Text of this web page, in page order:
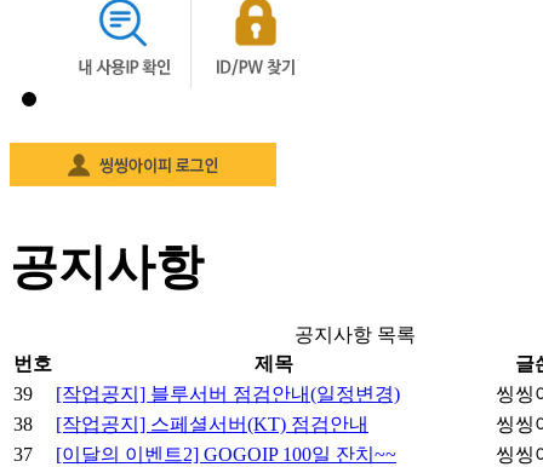
공지사항
공지사항 목록
번호
제목
글
39
[작업공지] 블루서버 점검안내(일정변경)
씽씽
38
[작업공지] 스페셜서버(KT) 점검안내
씽씽
37
[이달의 이벤트2] GOGOIP 100일 잔치~~
씽씽